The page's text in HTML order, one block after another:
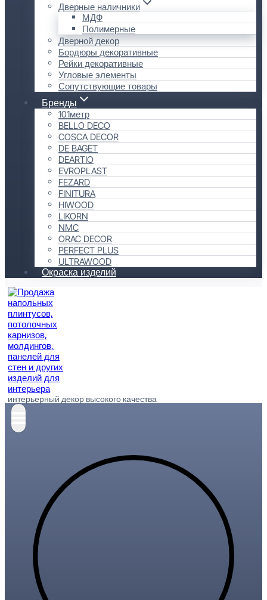
Дверные наличники
МДФ
Полимерные
Дверной декор
Бордюры декоративные
Рейки декоративные
Угловые элементы
Сопутствующие товары
Бренды
101метр
BELLO DECO
COSCA DECOR
DE BAGET
DEARTIO
EVROPLAST
FEZARD
FINITURA
HIWOOD
LIKORN
NMC
ORAC DECOR
PERFECT PLUS
ULTRAWOOD
Окраска изделий
интерьерный декор высокого качества